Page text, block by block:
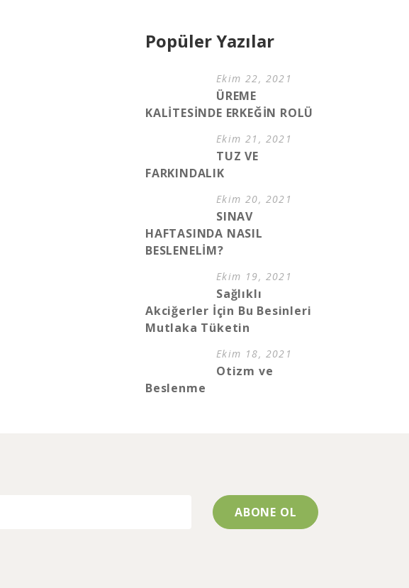
Popüler Yazılar
Ekim 22, 2021
ÜREME
KALİTESİNDE ERKEĞİN ROLÜ
Ekim 21, 2021
TUZ VE
FARKINDALIK
Ekim 20, 2021
SINAV
HAFTASINDA NASIL
BESLENELİM?
Ekim 19, 2021
Sağlıklı
Akciğerler İçin Bu Besinleri
Mutlaka Tüketin
Ekim 18, 2021
Otizm ve
Beslenme